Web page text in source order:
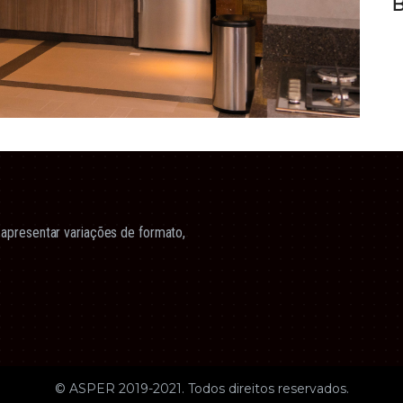
variações de formato,
© ASPER 2019-2021. Todos direitos reservados.